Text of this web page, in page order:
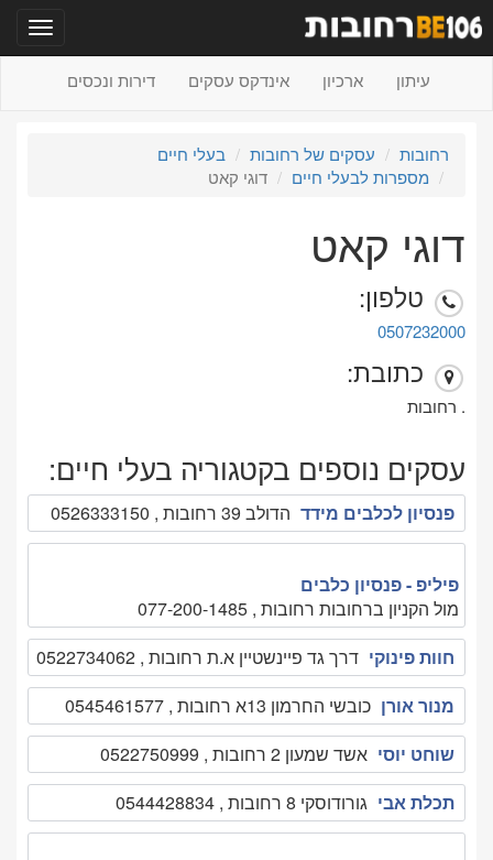
עיתון ארכיון אינדקס עסקים דירות ונכסים
רחובות עסקים של רחובות
בעלי חיים
מספרות לבעלי חיים
דוגי קאט
דוגי קאט
טלפון:
0507232000
כתובת:
. רחובות
עסקים נוספים בקטגוריה בעלי חיים:
פנסיון לכלבים מידד הדולב 39 רחובות , 0526333150
פיליפ - פנסיון כלבים
מול הקניון ברחובות רחובות , 077-200-1485
חוות פינוקי דרך גד פיינשטיין א.ת רחובות , 0522734062
מנור אורן כובשי החרמון 13א רחובות , 0545461577
שוחט יוסי אשד שמעון 2 רחובות , 0522750999
תכלת אבי גורודוסקי 8 רחובות , 0544428834